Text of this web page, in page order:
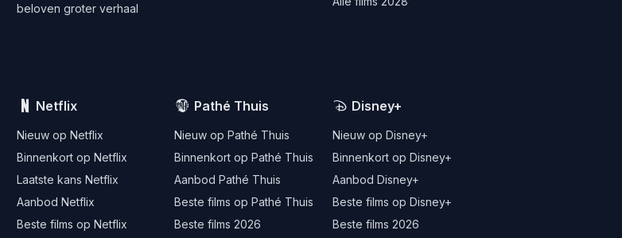
beloven groter verhaal
Netflix
Nieuw op Netflix
Binnenkort op Netflix
Laatste kans Netflix
Aanbod Netflix
Beste films op Netflix
Pathé Thuis
Nieuw op Pathé Thuis
Binnenkort op Pathé Thuis
Aanbod Pathé Thuis
Beste films op Pathé Thuis
Beste films 2026
Disney+
Nieuw op Disney+
Binnenkort op Disney+
Aanbod Disney+
Beste films op Disney+
Beste films 2026